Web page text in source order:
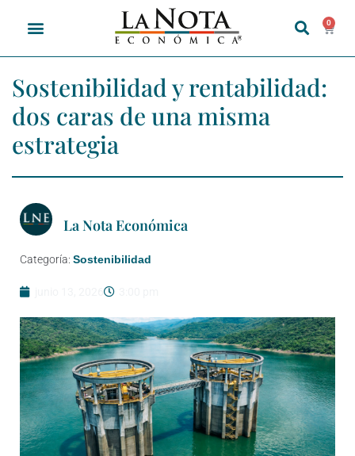
0
Sostenibilidad y rentabilidad:
dos caras de una misma
estrategia
La Nota Económica
Categoría: Sostenibilidad